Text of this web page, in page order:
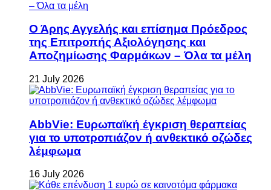
Ο Άρης Αγγελής και επίσημα Πρόεδρος
της Επιτροπής Αξιολόγησης και
Αποζημίωσης Φαρμάκων – Όλα τα μέλη
21 July 2026
AbbVie: Ευρωπαϊκή έγκριση θεραπείας
για το υποτροπιάζον ή ανθεκτικό οζώδες
λέμφωμα
16 July 2026